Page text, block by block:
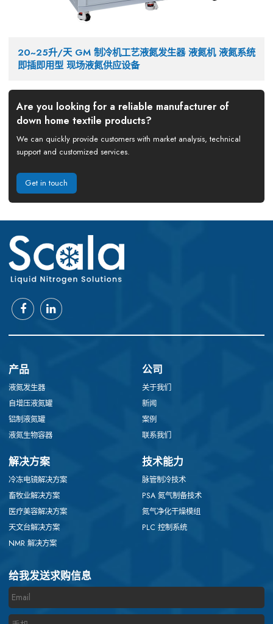
20~25升/天 GM 制冷机工艺液氮发生器 液氮机 液氮系统
即插即用型 现场液氮供应设备
Are you looking for a reliable manufacturer of
down home textile products?
We can quickly provide customers with market analysis, technical
support and customized services.
Get in touch
产品
液氮发生器
自增压液氮罐
铝制液氮罐
液氮生物容器
公司
关于我们
新闻
案例
联系我们
解决方案
冷冻电镜解决方案
畜牧业解决方案
医疗美容解决方案
天文台解决方案
NMR 解决方案
技术能力
脉管制冷技术
PSA 氮气制备技术
氮气净化干燥模组
PLC 控制系统
给我发送求购信息